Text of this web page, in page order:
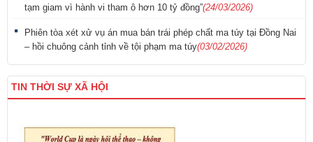
tạm giam vì hành vi tham ô hơn 10 tỷ đồng”(24/03/2026)
Phiên tòa xét xử vụ án mua bán trái phép chất ma túy tại Đồng Nai
– hồi chuông cảnh tỉnh về tội phạm ma túy(03/02/2026)
TIN THỜI SỰ XÃ HỘI